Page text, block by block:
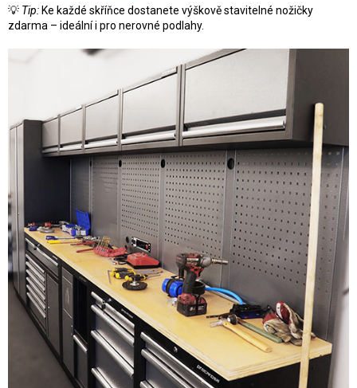
💡 Tip: Ke každé skříňce dostanete výškově stavitelné nožičky
zdarma – ideální i pro nerovné podlahy.